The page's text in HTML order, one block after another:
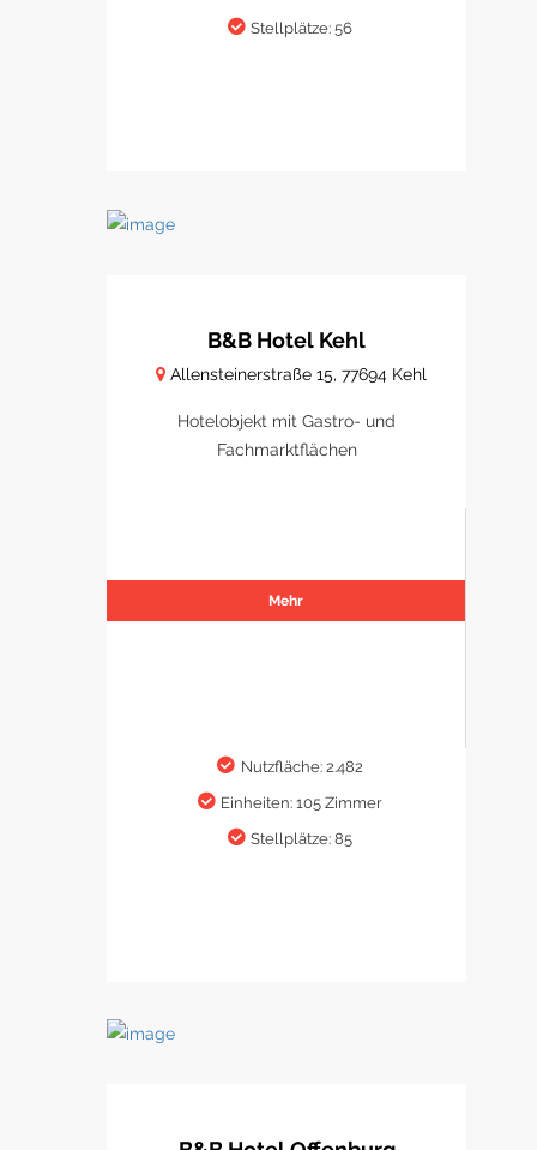
Stellplätze: 56
B&B Hotel Kehl
Allensteinerstraße 15, 77694 Kehl
Hotelobjekt mit Gastro- und
Fachmarktflächen
Mehr
Nutzfläche: 2.482
Einheiten: 105 Zimmer
Stellplätze: 85